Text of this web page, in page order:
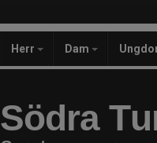
Herr Dam
Södra